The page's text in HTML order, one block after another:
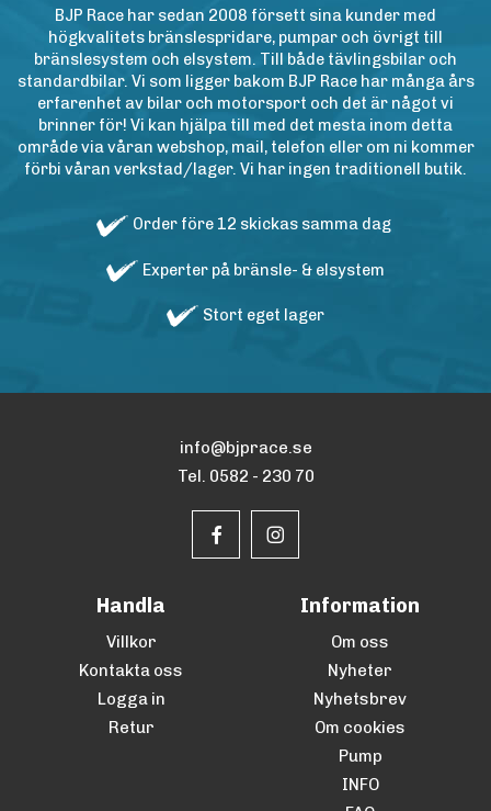
BJP Race har sedan 2008 försett sina kunder med
högkvalitets bränslespridare, pumpar och övrigt till
bränslesystem och elsystem. Till både tävlingsbilar och
standardbilar. Vi som ligger bakom BJP Race har många års
erfarenhet av bilar och motorsport och det är något vi
brinner för! Vi kan hjälpa till med det mesta inom detta
område via våran webshop, mail, telefon eller om ni kommer
förbi våran verkstad/lager. Vi har ingen traditionell butik.
Order före 12 skickas samma dag
Experter på bränsle- & elsystem
Stort eget lager
info@bjprace.se
Tel. 0582 - 230 70
Handla
Villkor
Kontakta oss
Logga in
Retur
Information
Om oss
Nyheter
Nyhetsbrev
Om cookies
Pump
INFO